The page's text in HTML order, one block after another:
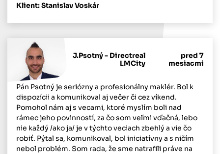
Klient: Stanislav Voskár
J.Psotný - Directreal
LMCity
pred 7
mesiacmi
Pán Psotný je seriózny a profesionálny maklér. Bol k
dispozícii a komunikoval aj večer či cez víkend.
Pomohol nám aj s vecami, ktoré myslím boli nad
rámec jeho povinností, za čo som veľmi vďačná, lebo
nie každý /ako ja/ je v týchto veciach zbehlý a vie čo
robiť. Pýtal sa, komunikoval, bol iniciatívny a s ničím
nebol problém. Som rada, že sme natrafili práve na